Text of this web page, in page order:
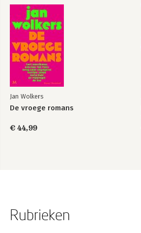
Jan Wolkers
De vroege romans
€ 44,99
Rubrieken